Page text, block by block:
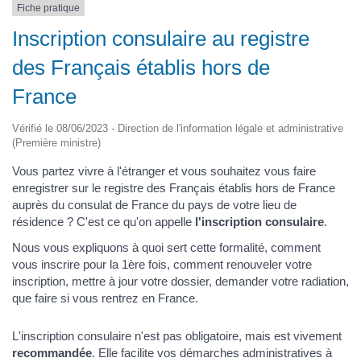
Fiche pratique
Inscription consulaire au registre
des Français établis hors de
France
Vérifié le 08/06/2023 - Direction de l'information légale et administrative
(Première ministre)
Vous partez vivre à l'étranger et vous souhaitez vous faire
enregistrer sur le registre des Français établis hors de France
auprès du consulat de France du pays de votre lieu de
résidence ? C'est ce qu'on appelle l'inscription consulaire.
Nous vous expliquons à quoi sert cette formalité, comment
vous inscrire pour la 1ère fois, comment renouveler votre
inscription, mettre à jour votre dossier, demander votre radiation,
que faire si vous rentrez en France.
L'inscription consulaire n'est pas obligatoire, mais est vivement
recommandée. Elle facilite vos démarches administratives à